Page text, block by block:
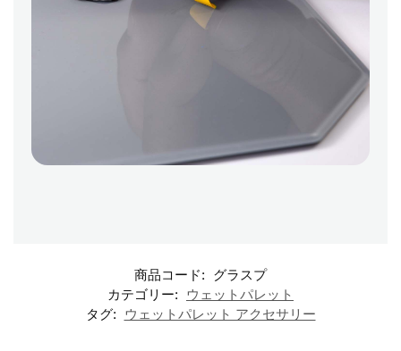
商品コード: グラスプ
カテゴリー: ウェットパレット
タグ: ウェットパレット アクセサリー